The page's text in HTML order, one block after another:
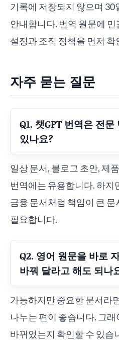
기록에 저장되지 않으며 30
안내합니다. 번역 원문에
설정과 조직 정책을 먼저 확
자주 묻는 질문
Q1. 챗GPT 번역은 전
있나요?
일상 문서, 블로그 초안, 제
번역에는 유용합니다. 하지
금융 문서처럼 책임이 큰
필요합니다.
Q2. 영어 원문을 바로
바꿔 달라고 해도 되나
가능하지만 중요한 문서라
나누는 편이 좋습니다. 그
바뀌었는지 확인할 수 있습